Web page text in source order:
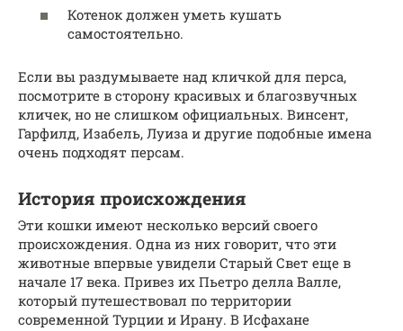
Котенок должен уметь кушать
самостоятельно.
Если вы раздумываете над кличкой для перса,
посмотрите в сторону красивых и благозвучных
кличек, но не слишком официальных. Винсент,
Гарфилд, Изабель, Луиза и другие подобные имена
очень подходят персам.
История происхождения
Эти кошки имеют несколько версий своего
происхождения. Одна из них говорит, что эти
животные впервые увидели Старый Свет еще в
начале 17 века. Привез их Пьетро делла Валле,
который путешествовал по территории
современной Турции и Ирану. В Исфахане